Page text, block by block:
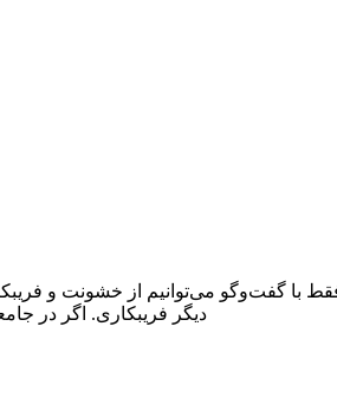
با گفت‌وگو می‌توانیم از خشونت و
دیگر فریبکاری. اگر در